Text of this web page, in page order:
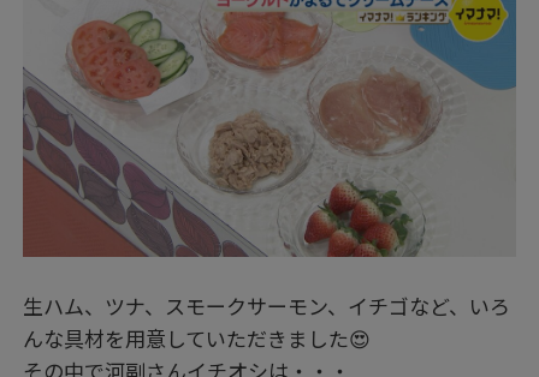
生ハム、ツナ、スモークサーモン、イチゴなど、いろ
んな具材を用意していただきました😍
その中で河副さんイチオシは・・・